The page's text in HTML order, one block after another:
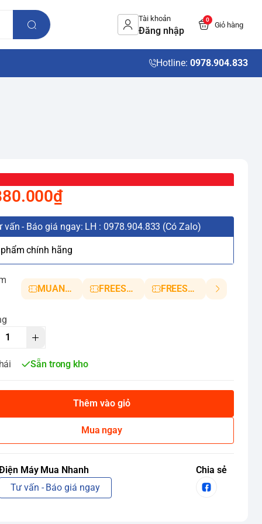
Tài khoản
Đăng nhập
0
Giỏ hàng
Hotline: 0978.904.833
vấn - Báo giá ngay: LH : 0978.904.833 (Có Zalo)
chính hãng
MUANHANH01 FREESHIP5 FREESHIP10
Sẵn trong kho
Thêm vào giỏ
Mua ngay
Máy Mua Nhanh
Tư vấn - Báo giá ngay
Chia sẻ